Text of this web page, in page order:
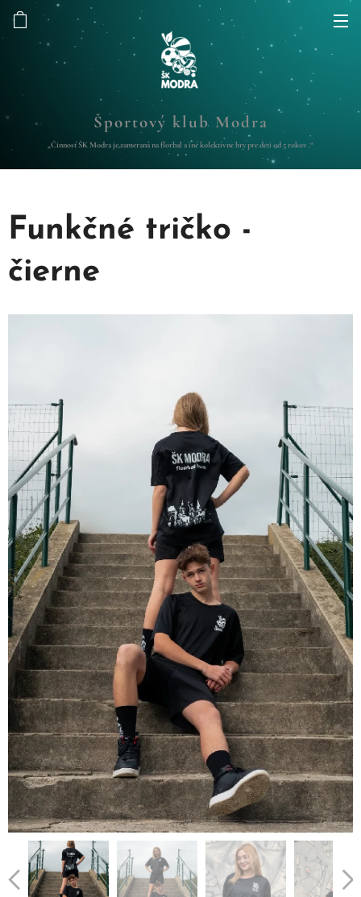
Športový klub Modra
„Činnosť ŠK Modra je zameraná na florbal a iné kolektívne hry pre deti od 5 rokov .“
Funkčné tričko -
čierne